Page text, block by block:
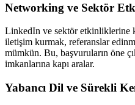
Networking ve Sektör
LinkedIn ve sektör etkinliklerine
iletişim kurmak, referanslar
mümkün. Bu, başvuruların öne
imkanlarına kapı aralar.
Yabancı Dil ve Sürekli